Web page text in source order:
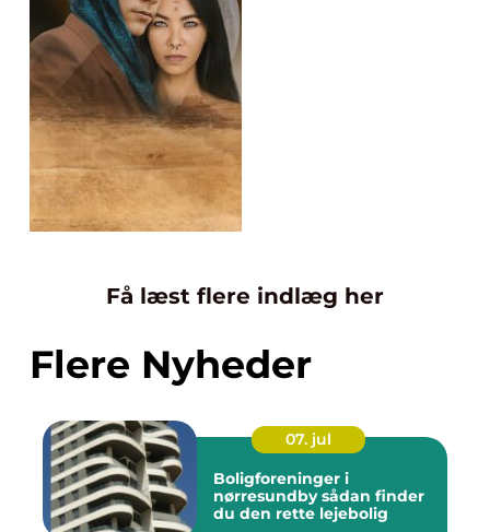
Få læst flere indlæg her
Flere Nyheder
07. jul
Boligforeninger i
nørresundby sådan finder
du den rette lejebolig